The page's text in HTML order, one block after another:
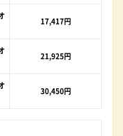
17,417円
21,925円
30,450円